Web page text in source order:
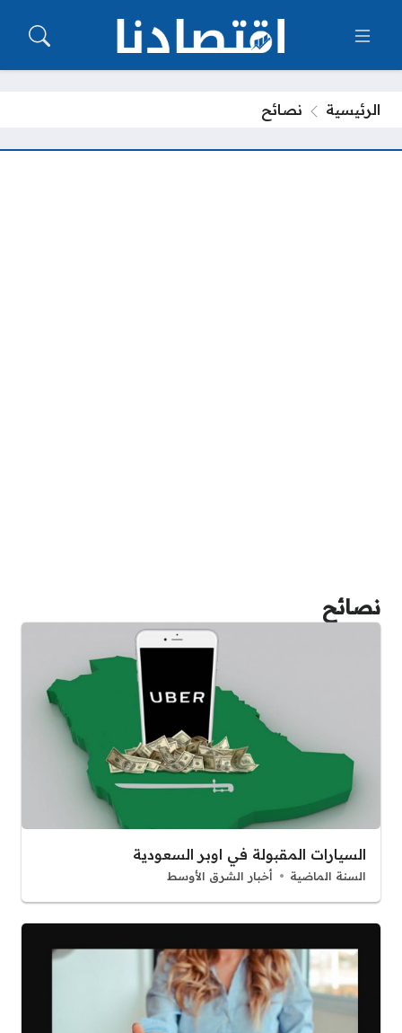
الرئيسية نصائح
نصائح
السيارات المقبولة في اوبر السعودية
السنة الماضية أخبار الشرق الأوسط